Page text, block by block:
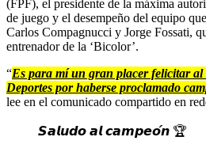
(FPF), el presidente de la máxima
de juego y el desempeño del equipo
Carlos Compagnucci y Jorge Fossati,
entrenador de la ‘Bicolor’.
“Es para mí un gran placer felicitar
Deportes por haberse proclamado
lee en el comunicado compartido en
𝙎𝙖𝙡𝙪𝙙𝙤 𝙖𝙡 𝙘𝙖𝙢𝙥𝙚𝙤́𝙣 🏆